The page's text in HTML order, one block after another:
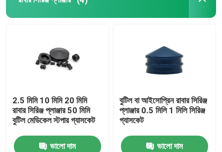
আধান টিউব
2.5 মিমি 10 মিমি 20 মিমি
রাবার সিরিঞ্জ প্লাঞ্জার 50 মিমি
বুটিল মেডিকেল স্টপার গ্যাসকেট
ভালো দাম
বুটিল বা আইসোপ্রিন রাবার সিরিঞ্জ
প্লাঞ্জার 0.5 মিলি 1 মিলি সিরিঞ্জ
গ্যাসকেট
ভালো দাম